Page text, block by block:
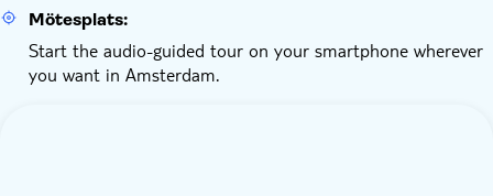
Mötesplats:
Start the audio-guided tour on your smartphone wherever
you want in Amsterdam.